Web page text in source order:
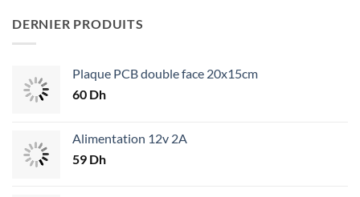
DERNIER PRODUITS
Plaque PCB double face 20x15cm
60 Dh
Alimentation 12v 2A
59 Dh